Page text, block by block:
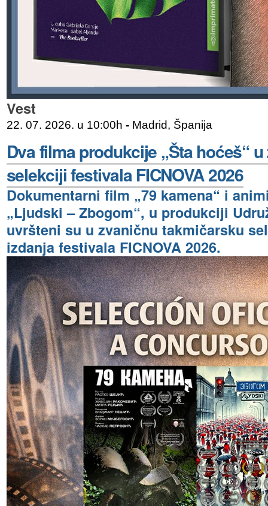
Vest
22. 07. 2026. u 10:00h - Madrid, Španija
Dva filma produkcije „Šta hoćeš“
selekciji festivala FICNOVA 2026
Dokumentarni film „79 kamena“ i
„Ljudski – Zbogom“, u produkciji
uvršteni su u zvaničnu takmičarsku
izdanja festivala FICNOVA 2026.